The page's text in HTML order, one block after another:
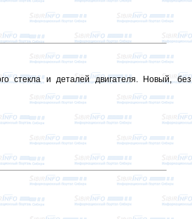
стекла и деталей двигателя. Новый, без